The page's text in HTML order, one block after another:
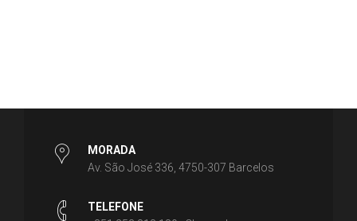
MORADA
Av. São José 336, 4750-307 Barcelos
TELEFONE